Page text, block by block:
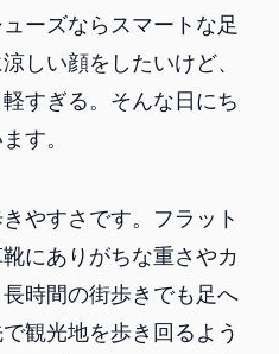
ーズならスマートな足
しい顔をしたいけど、
すぎる。そんな日にち
す。
やすさです。フラット
にありがちな重さやカ
時間の街歩きでも足へ
観光地を歩き回るよう